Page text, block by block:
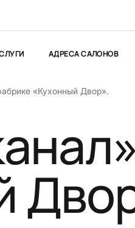
АДРЕСА САЛОНОВ
«Кухонный Двор».